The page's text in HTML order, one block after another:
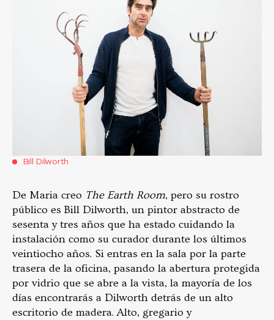
Bill Dilworth
De Maria creo The Earth Room, pero su rostro
público es Bill Dilworth, un pintor abstracto de
sesenta y tres años que ha estado cuidando la
instalación como su curador durante los últimos
veintiocho años. Si entras en la sala por la parte
trasera de la oficina, pasando la abertura protegida
por vidrio que se abre a la vista, la mayoría de los
días encontrarás a Dilworth detrás de un alto
escritorio de madera. Alto, gregario y